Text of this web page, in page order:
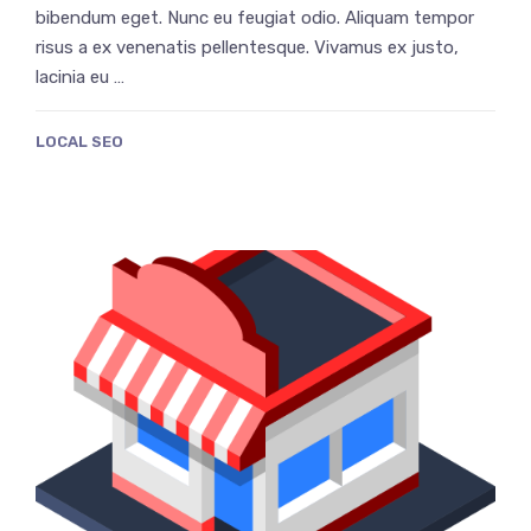
bibendum eget. Nunc eu feugiat odio. Aliquam tempor
risus a ex venenatis pellentesque. Vivamus ex justo,
lacinia eu …
LOCAL SEO